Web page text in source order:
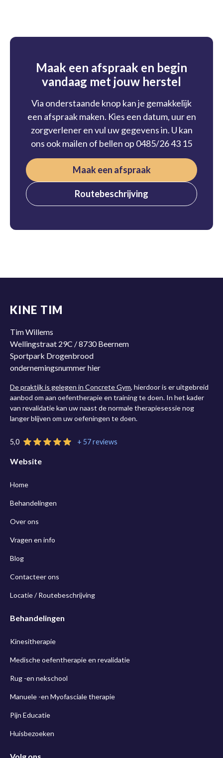
Maak een afspraak en begin
vandaag met jouw herstel
Via onderstaande knop kan je gemakkelijk
een afspraak maken. Kies een datum, uur en
zorgverlener en vul uw gegevens in. U kan
ons ook mailen of bellen op 0485/26 43 15
Maak een afspraak
Routebeschrijving
KINE TIM
Tim Willems
Wellingstraat 29C / 8730 Beernem
Sportpark Drogenbrood
ondernemingsnummer hier
De praktijk is gelegen in Concrete Gym, hierdoor is er uitgebreid
aanbod om aan oefentherapie en training te doen. In het kader
van revalidatie kan uw naast de normale therapiesessie nog
langer blijven om uw oefeningen te doen.
5,0 + 57 reviews
Website
Home
Behandelingen
Over ons
Vragen en info
Blog
Contacteer ons
Locatie / Routebeschrijving
Behandelingen
Kinesitherapie
Medische oefentherapie en revalidatie
Rug -en nekschool
Manuele -en Myofasciale therapie
Pijn Educatie
Huisbezoeken